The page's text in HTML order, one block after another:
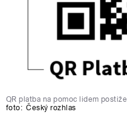
QR platba na pomoc lidem
foto: Český rozhlas